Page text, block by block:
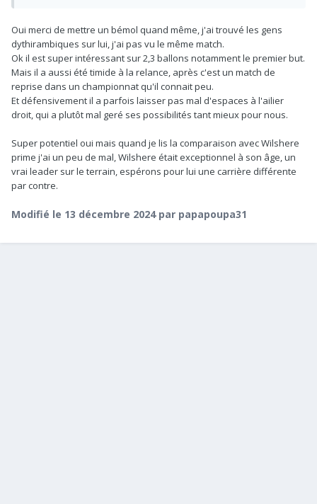
qu'il soit dans l'extrême inverse pour un temps. Je serais
curieux de voir ce qu'il donne face à un mid-block qui nous
presse assez peu. Il a surtout su faire progresser le jeu hier
dans des séquences ou il était pressé individuellement et
montrait toutes ses qualités pour s'en sortir tout seul et
trouver des angles de passe différents. On sait qu'il a une très
bonne qualité de passe mais je serais curieux de voir
place via des petites touches et du jeu sans ballon.
Oui merci de mettre un bémol quand même, j'ai trouvé les gens
dythirambiques sur lui, j'ai pas vu le même match.
Ok il est super intéressant sur 2,3 ballons notamment le premier but.
Mais il a aussi été timide à la relance, après c'est un match de
reprise dans un championnat qu'il connait peu.
Et défensivement il a parfois laisser pas mal d'espaces à l'ailier
droit, qui a plutôt mal geré ses possibilités tant mieux pour nous.
Super potentiel oui mais quand je lis la comparaison avec Wilshere
prime j'ai un peu de mal, Wilshere était exceptionnel à son âge, un
vrai leader sur le terrain, espérons pour lui une carrière différente
par contre.
Modifié le 13 décembre 2024par papapoupa31